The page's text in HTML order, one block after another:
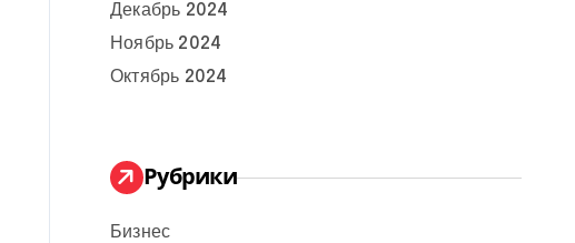
Декабрь 2024
Ноябрь 2024
Октябрь 2024
Рубрики
Бизнес